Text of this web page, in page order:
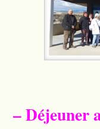
– Déjeuner